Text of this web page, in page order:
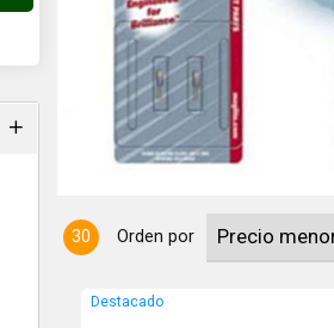
30 Orden por
Destacado